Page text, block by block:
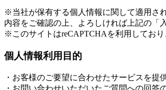
※当社が保有する個人情報に関して適用さ
内容をご確認の上、よろしければ上記の「
※このサイトはreCAPTCHAを利用しており
個人情報利用目的
・お客様のご要望に合わせたサービスを提
・お問い合わせいただいたご質問への回